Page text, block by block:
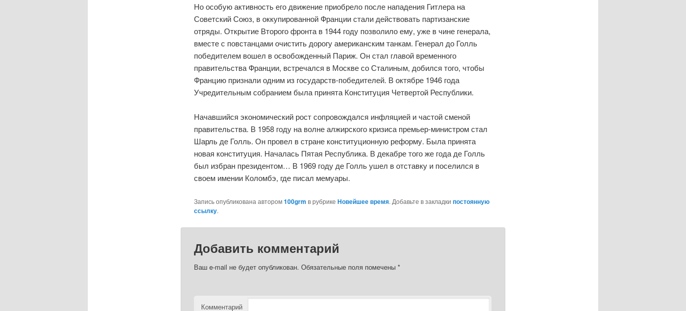
Но особую активность его движение приобрело после нападения Гитлера на
Советский Союз, в оккупированной Франции стали действовать партизанские
отряды. Открытие Второго фронта в 1944 году позволило ему, уже в чине генерала,
вместе с повстанцами очистить дорогу американским танкам. Генерал до Голль
победителем вошел в освобожденный Париж. Он стал главой временного
правительства Франции, встречался в Москве со Сталиным, добился того, чтобы
Францию признали одним из государств-победителей. В октябре 1946 года
Учредительным собранием была принята Конституция Четвертой Республики.
Начавшийся экономический рост сопровождался инфляцией и частой сменой
правительства. В 1958 году на волне алжирского кризиса премьер-министром стал
Шарль де Голль. Он провел в стране конституционную реформу. Была принята
новая конституция. Началась Пятая Республика. В декабре того же года де Голль
был избран президентом… В 1969 году де Голль ушел в отставку и поселился в
своем имении Коломбэ, где писал мемуары.
Запись опубликована автором100grm в рубрике Новейшее время. Добавьте в закладки постоянную
ссылку.
Добавить комментарий
Ваш e-mail не будет опубликован. Обязательные поля помечены *
Комментарий